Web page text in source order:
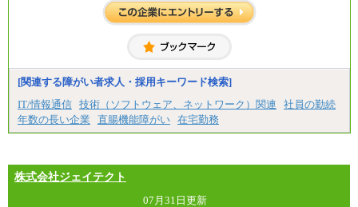
[関連する障がい者求人・採用キーワード検索]
IT/情報通信 技術（ソフトウェア、ネットワーク）関連
社員の勤続
年数の長い企業
直腸機能障がい 在宅勤務
株式会社ジェイテクト
07月31日更新